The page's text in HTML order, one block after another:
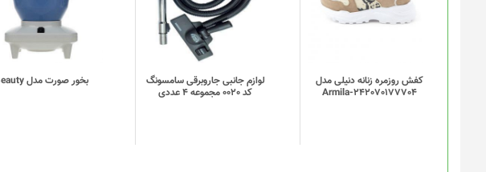
کفش روزمره زنانه دنیلی مدل
Armila-242070177704
لوازم جانبی جاروبرقی سامسونگ
کد 0020 مجموعه 4 عددی
بخور صورت مدل Beauty